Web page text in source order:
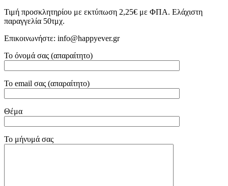
Τιμή προσκλητηρίου με εκτύπωση 2,25€ με ΦΠΑ. Ελάχιστη
παραγγελία 50τμχ.
Επικοινωνήστε: info@happyever.gr
Το όνομά σας (απαραίτητο)
Το email σας (απαραίτητο)
Θέμα
Το μήνυμά σας